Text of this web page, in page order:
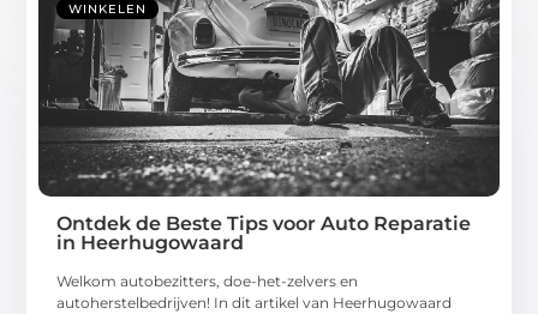
WINKELEN
Ontdek de Beste Tips voor Auto Reparatie
in Heerhugowaard
Welkom autobezitters, doe-het-zelvers en
autoherstelbedrijven! In dit artikel van Heerhugowaard